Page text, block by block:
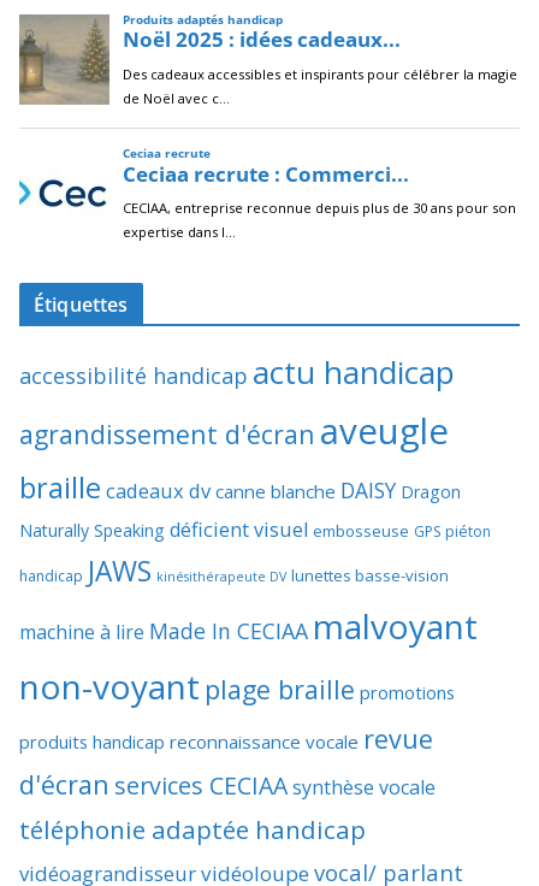
Étiquettes
accessibilité handicap actu handicap
agrandissement d'écran aveugle
braille cadeaux dv canne blanche DAISY Dragon
Naturally Speaking déficient visuel embosseuse GPS piéton
handicap JAWS kinésithérapeute DV lunettes basse-vision
machine à lire Made In CECIAA malvoyant
non-voyant plage braille promotions
produits handicap reconnaissance vocale revue
d'écran services CECIAAsynthèse vocale
téléphonie adaptée handicap
vidéoagrandisseurvidéoloupevocal/ parlant